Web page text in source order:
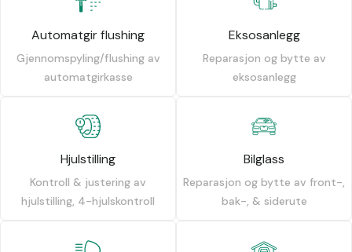
Automatgir flushing
Gjennomspyling/flushing av
automatgirkasse
Eksosanlegg
Reparasjon og bytte av
eksosanlegg
Hjulstilling
Kontroll & justering av
hjulstilling, 4-hjulskontroll
Bilglass
Reparasjon og bytte av front-,
bak-, & siderute